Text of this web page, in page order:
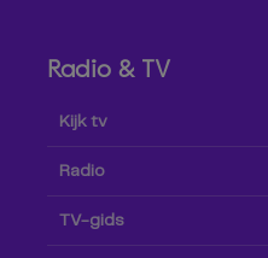
Radio & TV
Kijk tv
Radio
TV-gids